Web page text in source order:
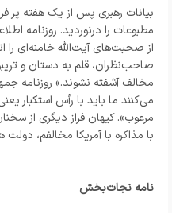
بیانات رهبری پس از یک هفته پر
مطبوعات را درنوردید. روزنامه
از صحبت‌های آیت‌الله خامنه‌ای را
صاحب‌نظران، قلم به دستان و
مخالف آشفته نشوند.» روزنامه
می‌کنند ما باید با رأس استکبار
مرعوب». کیهان فراز دیگری از
با مذاکره با آمریکا مخالفم،
نامه‌ نجات‌بخش